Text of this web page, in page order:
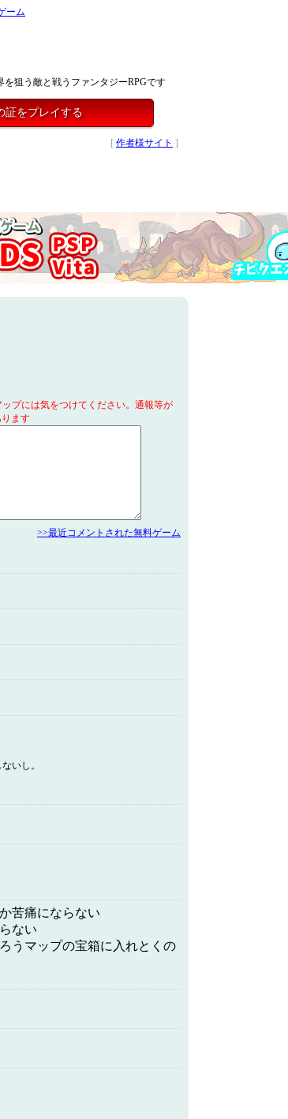
ーム
狙う敵と戦うファンタジーRPGです
をプレイする
[ 作者様サイト ]
プには気をつけてください。通報等が
ます
>>最近コメントされた無料ゲーム
いし。
苦痛にならない
ない
うマップの宝箱に入れとくの